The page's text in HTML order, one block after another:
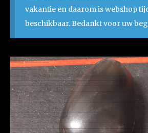
vakantie en daarom is webshop
beschikbaar. Bedankt voor uw